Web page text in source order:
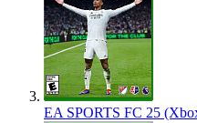
EA SPORTS FC 25